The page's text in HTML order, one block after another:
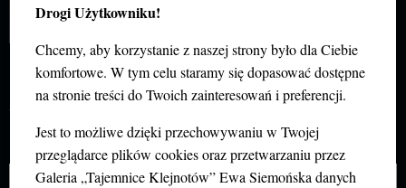
DODAJ KOMENTARZ
Twój adres e-mail nie zostanie opublikowany.
Wymagane pola są oznaczone
Komentarz*
Drogi Użytkowniku!
Chcemy, aby korzystanie z naszej strony było dla Ciebie
komfortowe. W tym celu staramy się dopasować dostępne
na stronie treści do Twoich zainteresowań i preferencji.
Jest to możliwe dzięki przechowywaniu w Twojej
przeglądarce plików cookies oraz przetwarzaniu przez
Galeria „Tajemnice Klejnotów” Ewa Siemońska danych